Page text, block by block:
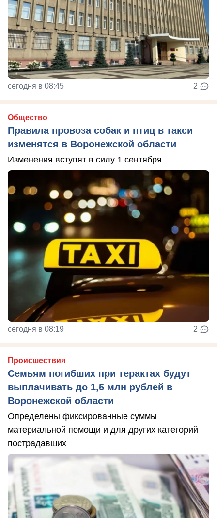
сегодня в 08:45 2
Общество
Правила провоза собак и птиц в такси
изменятся в Воронежской области
Изменения вступят в силу 1 сентября
сегодня в 08:19 2
Происшествия
Семьям погибших при терактах будут
выплачивать до 1,5 млн рублей в
Воронежской области
Определены фиксированные суммы
материальной помощи и для других категорий
пострадавших